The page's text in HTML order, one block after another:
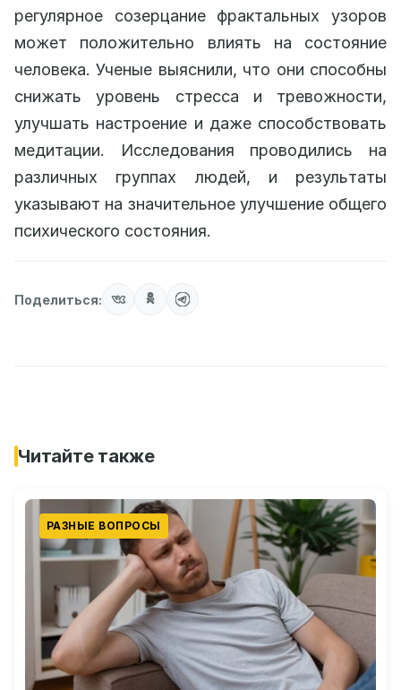
регулярное созерцание фрактальных узоров
может положительно влиять на состояние
человека. Ученые выяснили, что они способны
снижать уровень стресса и тревожности,
улучшать настроение и даже способствовать
медитации. Исследования проводились на
различных группах людей, и результаты
указывают на значительное улучшение общего
психического состояния.
Поделиться:
Читайте также
РАЗНЫЕ ВОПРОСЫ